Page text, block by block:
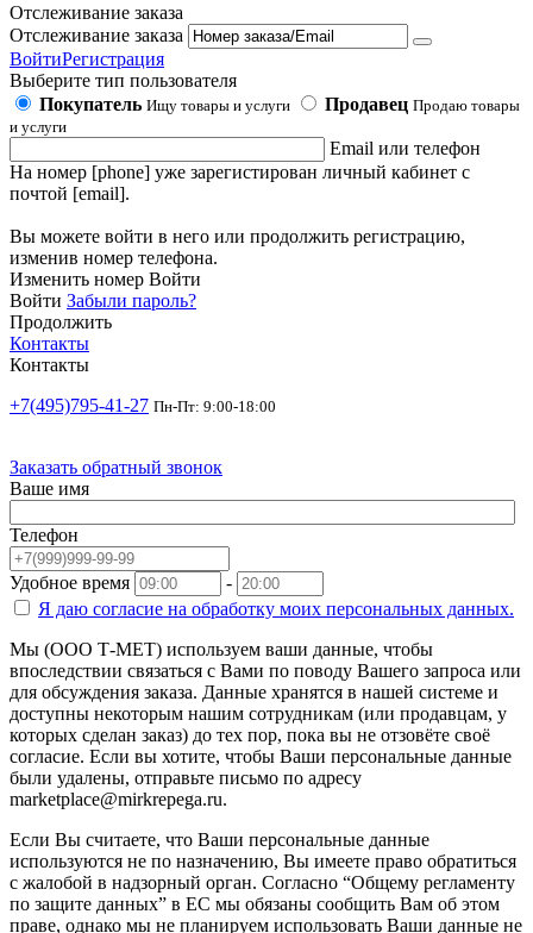
Отслеживание заказа
Отслеживание заказа
ВойтиРегистрация
Выберите тип пользователя
Покупатель Ищу товары и услуги Продавец Продаю товары
и услуги
Email или телефон
На номер [phone] уже зарегистирован личный кабинет с
почтой [email].
Вы можете войти в него или продолжить регистрацию,
изменив номер телефона.
Изменить номер Войти
Войти Забыли пароль?
Продолжить
Контакты
Контакты
+7(495)795-41-27 Пн-Пт: 9:00-18:00
Заказать обратный звонок
Ваше имя
Телефон
Удобное время
-
Я даю согласие на обработку моих персональных данных.
Мы (ООО Т-МЕТ) используем ваши данные, чтобы
впоследствии связаться с Вами по поводу Вашего запроса или
для обсуждения заказа. Данные хранятся в нашей системе и
доступны некоторым нашим сотрудникам (или продавцам, у
которых сделан заказ) до тех пор, пока вы не отзовёте своё
согласие. Если вы хотите, чтобы Ваши персональные данные
были удалены, отправьте письмо по адресу
marketplace@mirkrepega.ru.
Если Вы считаете, что Ваши персональные данные
используются не по назначению, Вы имеете право обратиться
с жалобой в надзорный орган. Согласно “Общему регламенту
по защите данных” в ЕС мы обязаны сообщить Вам об этом
праве, однако мы не планируем использовать Ваши данные не